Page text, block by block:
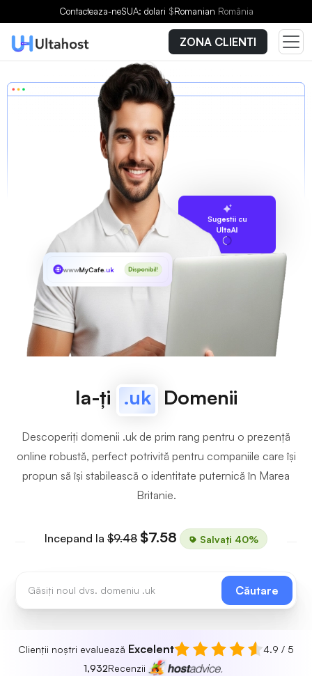
Contacteaza-neSUA: dolari $Romanian România
ZONA CLIENTI
Sugestii cu
UltaAI
wwwMyCafe.uk Disponibil!
Ia-ți .uk Domenii
Descoperiți domenii .uk de prim rang pentru o prezență
online robustă, perfect potrivită pentru companiile care își
propun să își stabilească o identitate puternică în Marea
Britanie.
Incepand la $9.48 $7.58 Salvați 40%
Căutare
Clienții noștri evaluează Excelent
4.9 / 5
1,932Recenzii